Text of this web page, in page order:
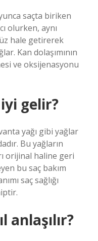
saçta biriken
olurken, aynı
hale getirerek
Kan dolaşımının
ve oksijenasyonu
gelir?
yağı gibi yağlar
Bu yağların
orijinal haline geri
bu saç bakım
saç sağlığı
anlaşılır?